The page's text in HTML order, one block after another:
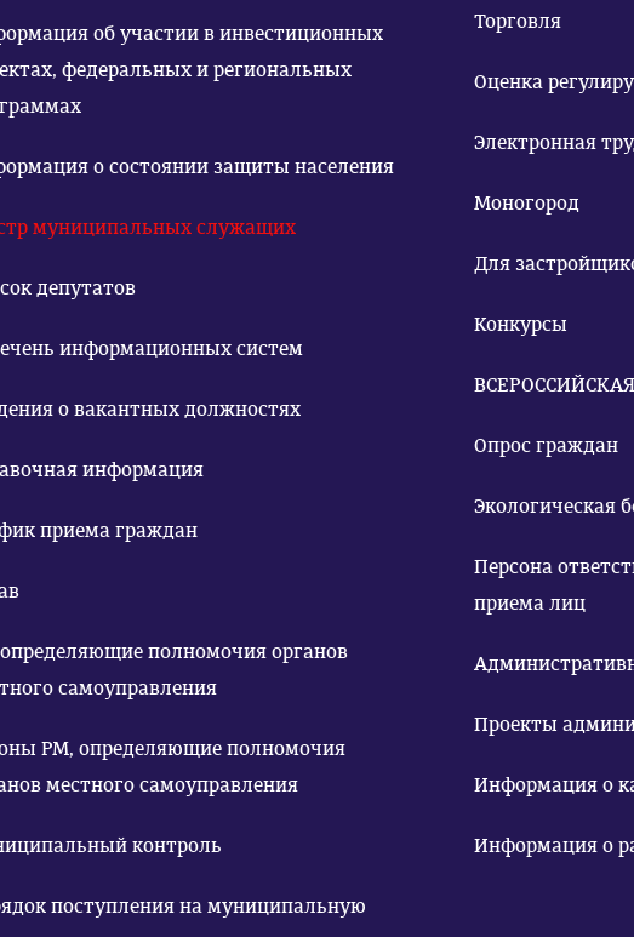
об участии в инвестиционных
федеральных и региональных
о состоянии защиты населения
муниципальных служащих
депутатов
информационных систем
о вакантных должностях
информация
приема граждан
полномочия органов
самоуправления
РМ, определяющие полномочия
местного самоуправления
контроль
поступления на муниципальную
Торговля
Оценка
Электронная
Моногород
Для
Конкурсы
Опрос граждан
Экологическая
Персона
приема лиц
Проекты
Информация о
Информация о